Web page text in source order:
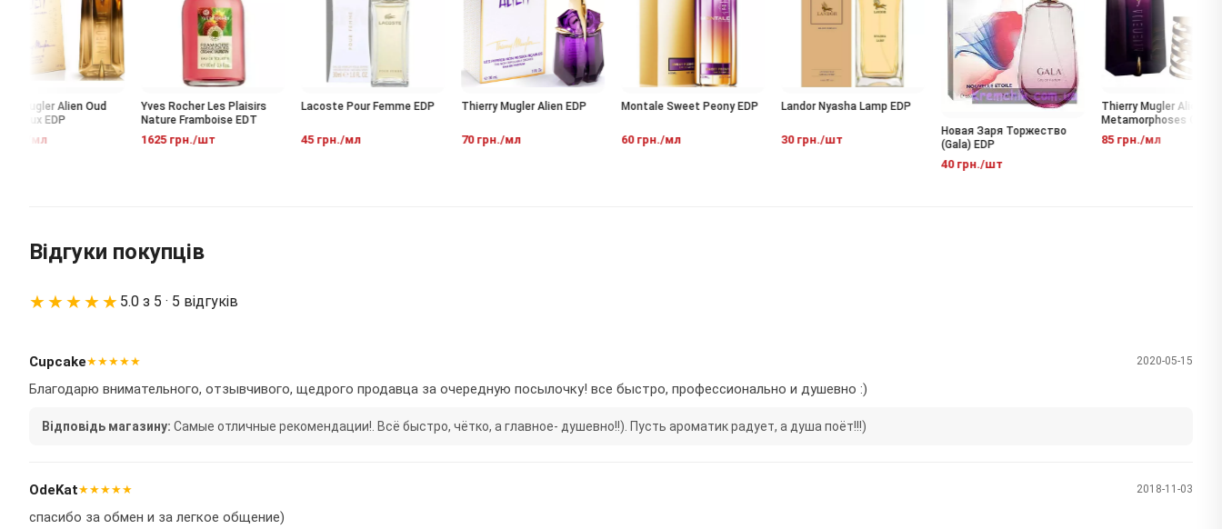
Mugler Alien Oud
EDP
мл
Yves Rocher Les Plaisirs
Nature Framboise EDT
1625 грн./шт
Lacoste Pour Femme EDP
45 грн./мл
Thierry Mugler Alien EDP
70 грн./мл
Montale Sweet Peony EDP
60 грн./мл
Landor Nyasha Lamp EDP
30 грн./шт
Новая Заря Торжество
(Gala) EDP
40 грн./шт
Thierry Mugler Alien
Metamorphoses
EDP
85 грн./мл
Відгуки покупців
★★★★★ 5.0 з 5 · 5 відгуків
Cupcake★★★★★ 2020-05-15
Благодарю внимательного, отзывчивого, щедрого продавца за очередную посылочку! все быстро, профессионально и душевно :)
Відповідь магазину: Самые отличные рекомендации!. Всё быстро, чётко, а главное- душевно!!). Пусть ароматик радует, а душа поёт!!!)
OdeKat★★★★★ 2018-11-03
спасибо за обмен и за легкое общение)